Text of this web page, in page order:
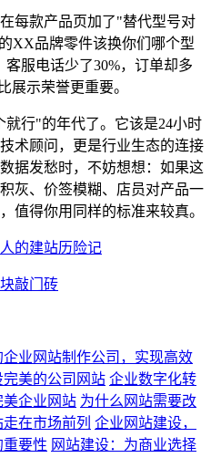
每款产品页加了"替代型号对
XX品牌零件该换你们哪个型
服电话少了30%，订单却多
展示荣誉更重要。
行"的年代了。它该是24小时
术顾问，更是行业生态的连接
据发愁时，不妨想想：如果这
灰、价签模糊、店员对产品一
值得你用同样的标准来较真。
的建站历险记
敲门砖
业网站制作公司，实现高效
美的公司网站 企业数字化转
企业网站 为什么网站需要改
在市场前列 企业网站建设，
重要性 网站建设：为商业选择